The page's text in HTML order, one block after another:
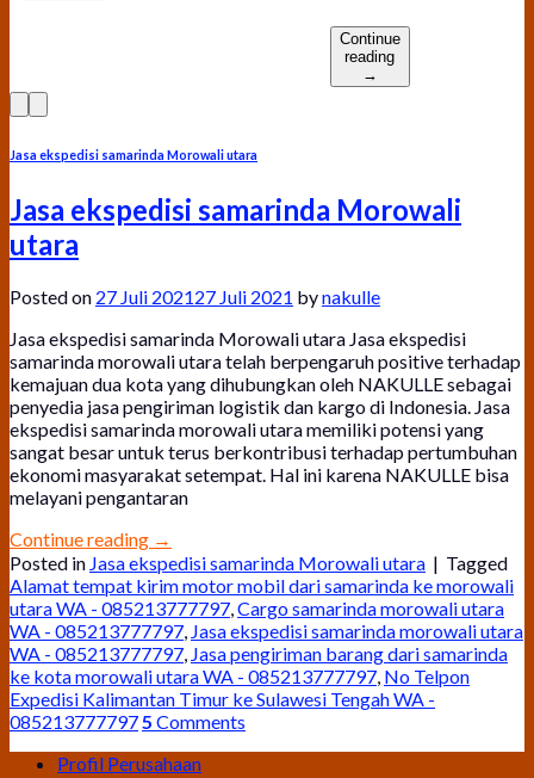
Continue
reading
→
Jasa ekspedisi samarinda Morowali utara
Jasa ekspedisi samarinda Morowali
utara
Posted on 27 Juli 202127 Juli 2021 bynakulle
Jasa ekspedisi samarinda Morowali utara Jasa ekspedisi
samarinda morowali utara telah berpengaruh positive terhadap
kemajuan dua kota yang dihubungkan oleh NAKULLE sebagai
penyedia jasa pengiriman logistik dan kargo di Indonesia. Jasa
ekspedisi samarinda morowali utara memiliki potensi yang
sangat besar untuk terus berkontribusi terhadap pertumbuhan
ekonomi masyarakat setempat. Hal ini karena NAKULLE bisa
melayani pengantaran
Continue reading →
Posted in Jasa ekspedisi samarinda Morowali utara | Tagged
Alamat tempat kirim motor mobil dari samarinda ke morowali
utara WA - 085213777797,Cargo samarinda morowali utara
WA - 085213777797, Jasa ekspedisi samarinda morowali utara
WA - 085213777797, Jasa pengiriman barang dari samarinda
ke kota morowali utara WA - 085213777797, No Telpon
Expedisi Kalimantan Timur ke Sulawesi Tengah WA -
0852137777975 Comments
Profil Perusahaan